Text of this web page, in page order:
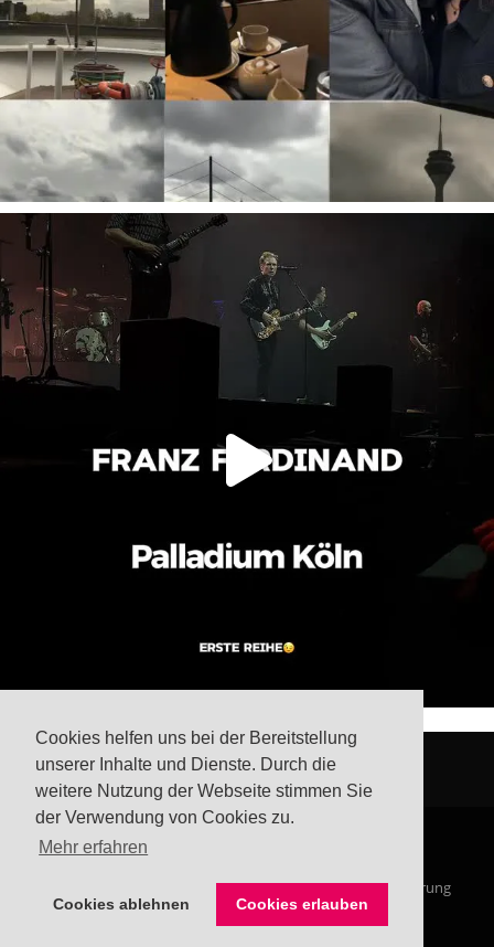
Cookies helfen uns bei der Bereitstellung
unserer Inhalte und Dienste. Durch die
weitere Nutzung der Webseite stimmen Sie
der Verwendung von Cookies zu.
Mehr erfahren
Cookies ablehnen Cookies erlauben
Impressum Datenschutzerklärung